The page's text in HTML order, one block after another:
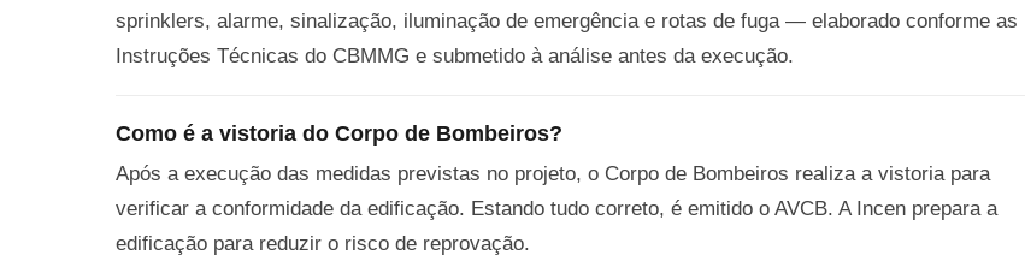
sprinklers, alarme, sinalização, iluminação de emergência e rotas de fuga — elaborado conforme as
Instruções Técnicas do CBMMG e submetido à análise antes da execução.
Como é a vistoria do Corpo de Bombeiros?
Após a execução das medidas previstas no projeto, o Corpo de Bombeiros realiza a vistoria para
verificar a conformidade da edificação. Estando tudo correto, é emitido o AVCB. A Incen prepara a
edificação para reduzir o risco de reprovação.